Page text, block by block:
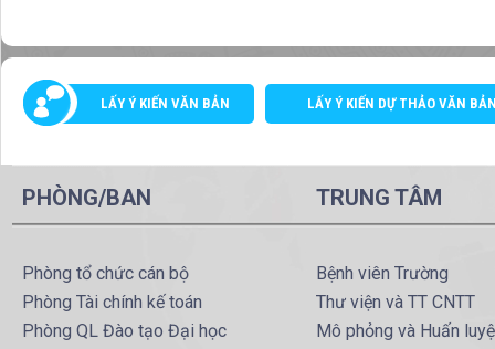
LẤY Ý KIẾN VĂN BẢN LẤY Ý KIẾN DỰ THẢO VĂN
PHÒNG/BAN
Phòng tổ chức cán bộ
Phòng Tài chính kế toán
Phòng QL Đào tạo Đại học
TRUNG TÂM
Bệnh viên Trường
Thư viện và TT CNTT
Mô phỏng và Huấn